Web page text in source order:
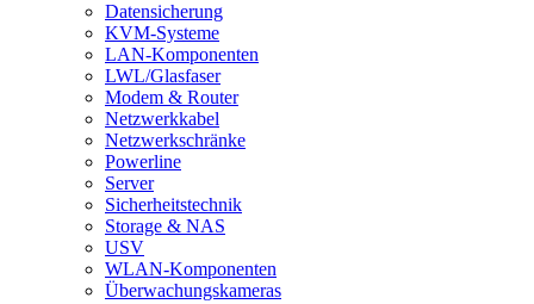
Datensicherung
KVM-Systeme
LAN-Komponenten
LWL/Glasfaser
Modem & Router
Netzwerkkabel
Netzwerkschränke
Powerline
Server
Sicherheitstechnik
Storage & NAS
USV
WLAN-Komponenten
Überwachungskameras